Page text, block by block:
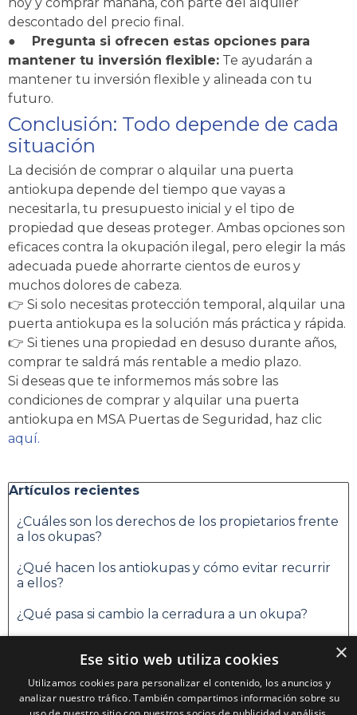
descontado del precio final.
● Pregunta si ofrecen estas opciones para
mantener tu inversión flexible: Te ayudarán a
mantener tu inversión flexible y alineada con tu
futuro.
Conclusión: Todo depende de cada
situación
La decisión de comprar o alquilar una puerta
antiokupa depende del tiempo que vayas a
necesitarla, tu presupuesto inicial y el tipo de
propiedad que deseas proteger. Ambas opciones son
eficaces contra la okupación ilegal, pero elegir la más
adecuada puede ahorrarte cientos de euros y
muchos dolores de cabeza.
👉 Si solo necesitas protección temporal, alquilar una
puerta antiokupa es la solución más práctica y rápida.
👉 Si tienes una propiedad en desuso durante años,
comprar te saldrá más rentable a medio plazo.
Si deseas que te informemos más sobre las
condiciones de comprar y alquilar una puerta
antiokupa en MSA Puertas de Seguridad, haz clic
aquí.
Saltar el bloque Artículos recientes
Artículos recientes
¿Cuáles son los derechos de los propietarios frente
a los okupas?
¿Qué hacen los antiokupas y cómo evitar recurrir
a ellos?
¿Qué pasa si cambio la cerradura a un okupa?
Alquiler puertas antiokupas
×
Ese sitio web utiliza cookies
Utilizamos cookies para personalizar el contenido, los anuncios y
analizar nuestro tráfico. También compartimos información sobre su